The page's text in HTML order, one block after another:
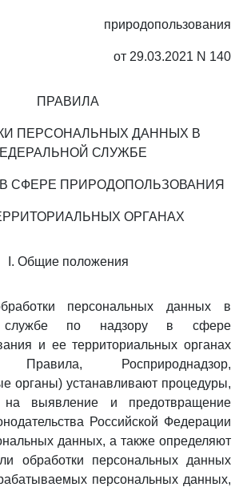
природопользования
от 29.03.2021 N 140
ПРАВИЛА
ПЕРСОНАЛЬНЫХ ДАННЫХ В
СЛУЖБЕ
СФЕРЕ ПРИРОДОПОЛЬЗОВАНИЯ
ОРГАНАХ
I. Общие положения
персональных данных в
службе по надзору в сфере
и ее территориальных органах
Росприроднадзор,
органы) устанавливают процедуры,
на выявление и предотвращение
Российской Федерации
данных, а также определяют
обработки персональных данных
персональных данных,